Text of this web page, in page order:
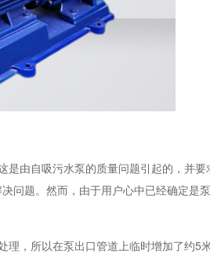
是由自吸污水泵的质量问题引起的，并要
问题。然而，由于用户心中已经确定是泵
理，所以在泵出口管道上临时增加了约5